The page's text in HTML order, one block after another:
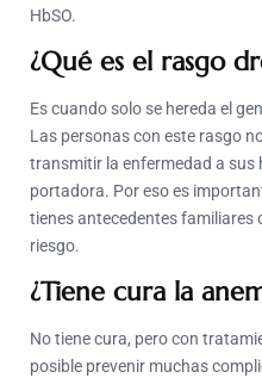
HbSO.
¿Qué es el rasgo
Es cuando solo se hereda el
Las personas con este rasgo
transmitir la enfermedad a sus
portadora. Por eso es
tienes antecedentes familiares
riesgo.
¿Tiene cura la
No tiene cura, pero con
posible prevenir muchas